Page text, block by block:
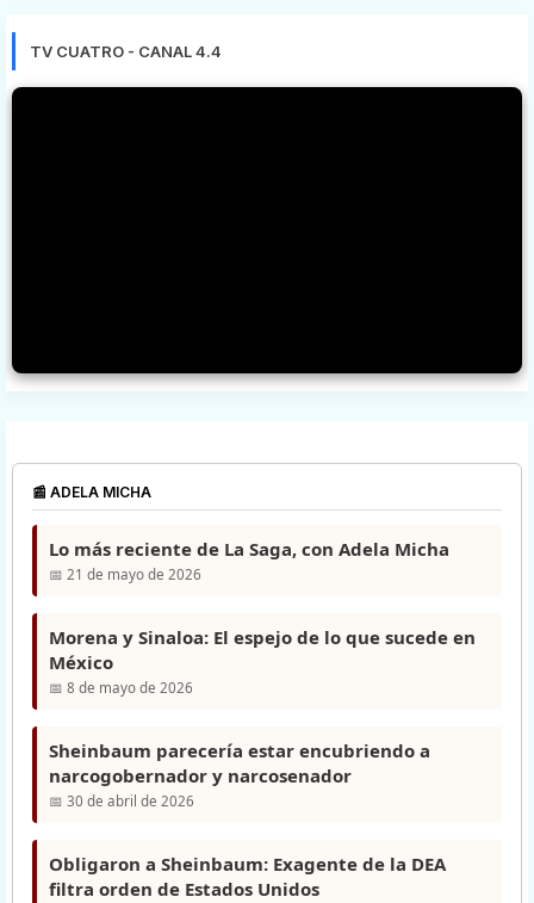
TV CUATRO - CANAL 4.4
📰 ADELA MICHA
Lo más reciente de La Saga, con Adela Micha
📅 21 de mayo de 2026
Morena y Sinaloa: El espejo de lo que sucede en
México
📅 8 de mayo de 2026
Sheinbaum parecería estar encubriendo a
narcogobernador y narcosenador
📅 30 de abril de 2026
Obligaron a Sheinbaum: Exagente de la DEA
filtra orden de Estados Unidos